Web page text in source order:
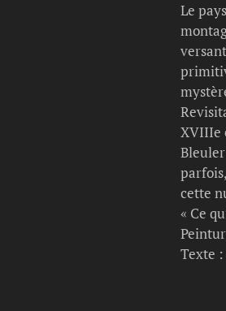
Le
XVIIIe
cette
« Ce
Texte :